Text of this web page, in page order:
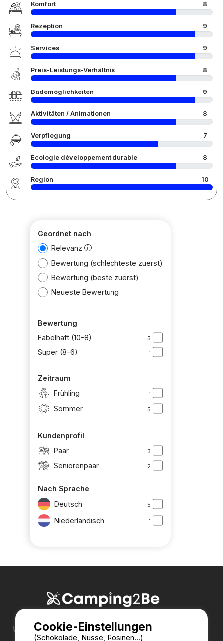
Komfort 8
Rezeption 9
Services 9
Preis-Leistungs-Verhältnis 8
Bademöglichkeiten 9
Aktivitäten / Animationen 8
Verpflegung 7
Écologie développement durable 8
Region 10
Geordnet nach
Relevanz
Bewertung (schlechteste zuerst)
Bewertung (beste zuerst)
Neueste Bewertung
Bewertung
Fabelhaft (10-8)
5
Super (8-6) 1
Zeitraum
Frühling
1
Sommer 5
Kundenprofil
Paar
3
Seniorenpaar 2
Nach Sprache
Deutsch
5
Niederländisch 1
Unsere Partner:
Cookie-Einstellungen
(Schokolade, Nüsse, Rosinen...)